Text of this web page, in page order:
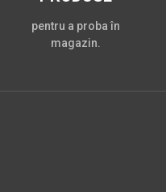
pentru a proba în
magazin.